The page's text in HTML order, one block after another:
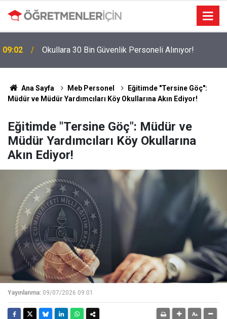
09:02 Okullara 30 Bin Güvenlik Personeli Alınıyor!
Ana Sayfa Meb Personel
Eğitimde "Tersine Göç":
Müdür ve Müdür Yardımcıları Köy Okullarına Akın Ediyor!
Eğitimde "Tersine Göç": Müdür ve
Müdür Yardımcıları Köy Okullarına
Akın Ediyor!
Yayınlanma: 09/07/2026 09:01